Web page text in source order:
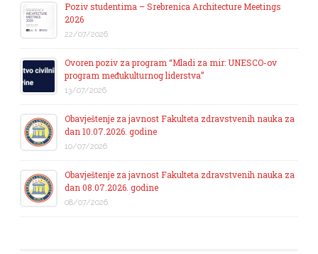
Poziv studentima – Srebrenica Architecture Meetings
2026
22/07/2026
Ovoren poziv za program “Mladi za mir: UNESCO-ov
program međukulturnog liderstva”
13/07/2026
Obavještenje za javnost Fakulteta zdravstvenih nauka za
dan 10.07.2026. godine
10/07/2026
Obavještenje za javnost Fakulteta zdravstvenih nauka za
dan 08.07.2026. godine
08/07/2026